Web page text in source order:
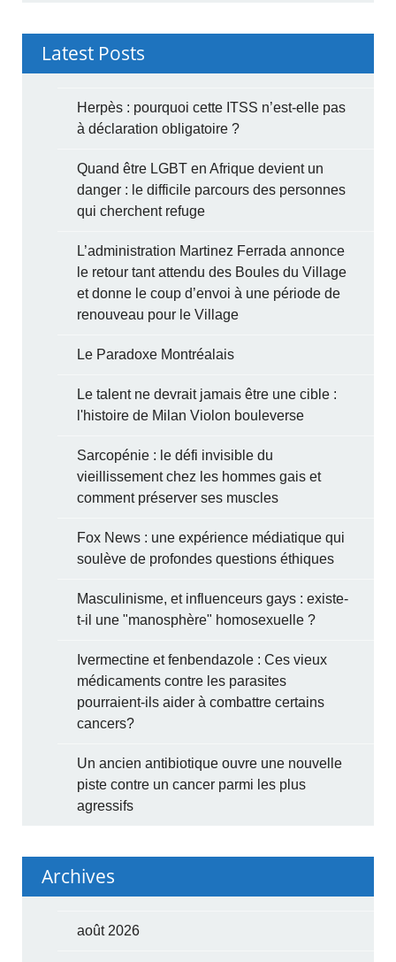
Latest Posts
Herpès : pourquoi cette ITSS n’est-elle pas
à déclaration obligatoire ?
Quand être LGBT en Afrique devient un
danger : le difficile parcours des personnes
qui cherchent refuge
L’administration Martinez Ferrada annonce
le retour tant attendu des Boules du Village
et donne le coup d’envoi à une période de
renouveau pour le Village
Le Paradoxe Montréalais
Le talent ne devrait jamais être une cible :
l'histoire de Milan Violon bouleverse
Sarcopénie : le défi invisible du
vieillissement chez les hommes gais et
comment préserver ses muscles
Fox News : une expérience médiatique qui
soulève de profondes questions éthiques
Masculinisme, et influenceurs gays : existe-
t-il une "manosphère" homosexuelle ?
Ivermectine et fenbendazole : Ces vieux
médicaments contre les parasites
pourraient-ils aider à combattre certains
cancers?
Un ancien antibiotique ouvre une nouvelle
piste contre un cancer parmi les plus
agressifs
Archives
août 2026